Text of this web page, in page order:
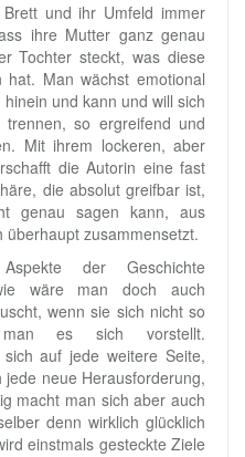
und ihr Umfeld immer
ihre Mutter ganz genau
Tochter steckt, was diese
Man wächst emotional
und kann und will sich
so ergreifend und
Mit ihrem lockeren, aber
die Autorin eine fast
die absolut greifbar ist,
genau sagen kann, aus
überhaupt zusammensetzt.
der Geschichte
wäre man doch auch
wenn sie sich nicht so
es sich vorstellt.
auf jede weitere Seite,
neue Herausforderung,
macht man sich aber auch
denn wirklich glücklich
einstmals gesteckte Ziele